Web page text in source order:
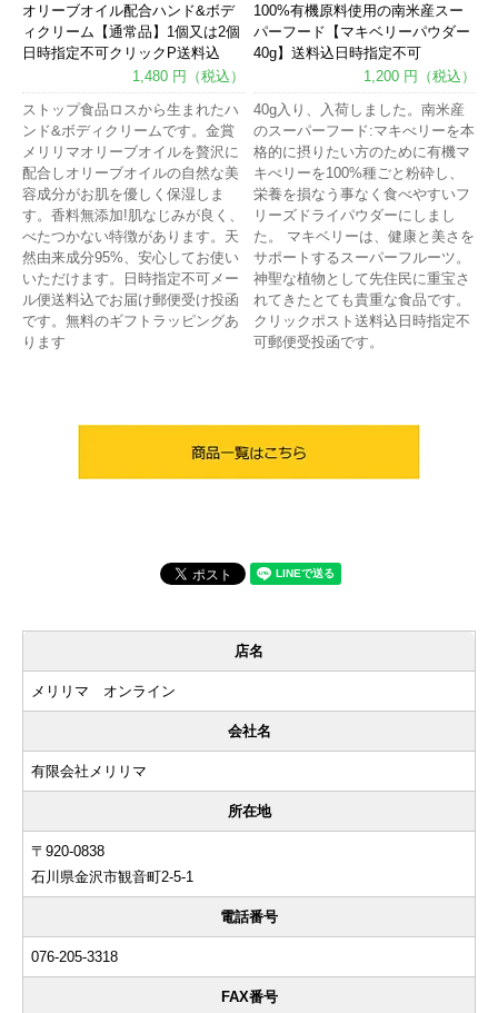
オリーブオイル配合ハンド&ボデ
ィクリーム【通常品】1個又は2個
日時指定不可クリックP送料込
1,480 円（税込）
ストップ食品ロスから生まれたハ
ンド&ボディクリームです。金賞
メリリマオリーブオイルを贅沢に
配合しオリーブオイルの自然な美
容成分がお肌を優しく保湿しま
す。香料無添加!肌なじみが良く、
べたつかない特徴があります。天
然由来成分95%、安心してお使い
いただけます。日時指定不可メー
ル便送料込でお届け郵便受け投函
です。無料のギフトラッピングあ
ります
100%有機原料使用の南米産スー
パーフード【マキベリーパウダー
40g】送料込日時指定不可
1,200 円（税込）
40g入り、入荷しました。南米産
のスーパーフード:マキべリーを本
格的に摂りたい方のために有機マ
キべリーを100%種ごと粉砕し、
栄養を損なう事なく食べやすいフ
リーズドライパウダーにしまし
た。 マキベリーは、健康と美さを
サポートするスーパーフルーツ。
神聖な植物として先住民に重宝さ
れてきたとても貴重な食品です。
クリックポスト送料込日時指定不
可郵便受投函です。
店名
メリリマ オンライン
会社名
有限会社メリリマ
所在地
〒920-0838
石川県金沢市観音町2-5-1
電話番号
076-205-3318
FAX番号